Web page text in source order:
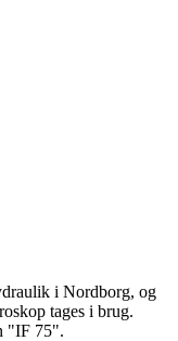
i Nordborg, og
tages i brug.
"IF 75".